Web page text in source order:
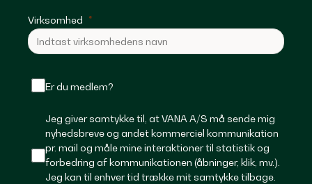
Virksomhed
Er du medlem?
Jeg giver samtykke til, at VANA A/S må sende mig
nyhedsbreve og andet kommerciel kommunikation
pr. mail og måle mine interaktioner til statistik og
forbedring af kommunikationen (åbninger, klik, mv.).
Jeg kan til enhver tid trække mit samtykke tilbage.